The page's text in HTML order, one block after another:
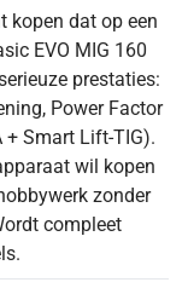
kopen dat op een
EVO MIG 160
prestaties:
Power Factor
Smart Lift-TIG).
wil kopen
zonder
compleet